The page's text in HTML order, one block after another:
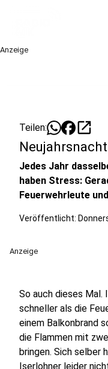
Anzeige
Teilen: open_in_new
Jedes Jahr
haben Stress:
Feuerwehrleute
Veröffentlicht:
Anzeige
So auch dieses Mal.
schneller als die
einem Balkonbrand
die Flammen mit
bringen. Sich selber
Iserlohner leider